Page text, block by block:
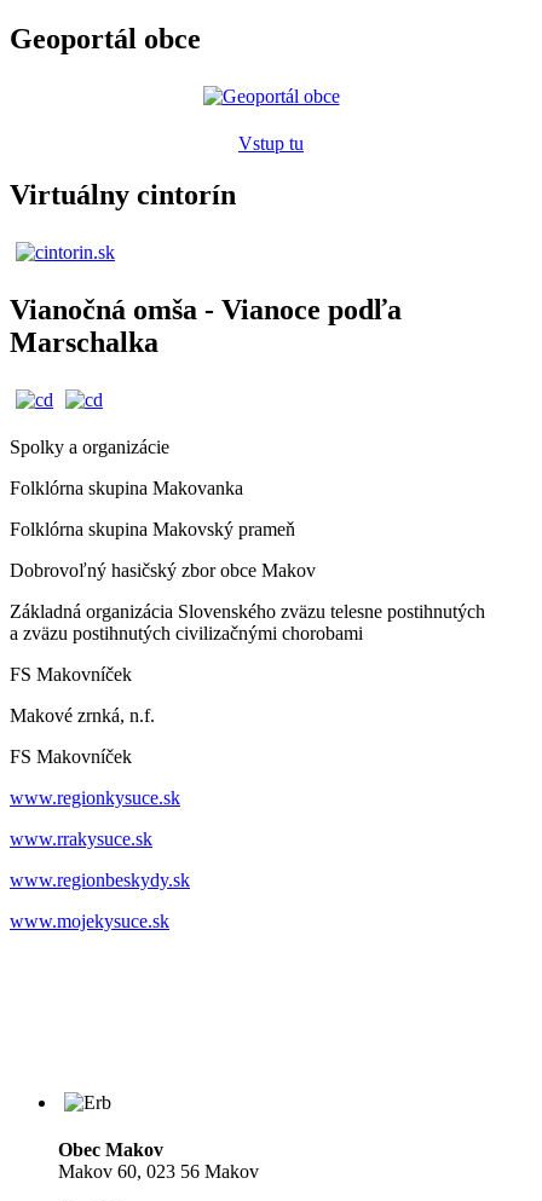
Geoportál obce
Vstup tu
Virtuálny cintorín
Vianočná omša - Vianoce podľa
Marschalka
Spolky a organizácie
Folklórna skupina Makovanka
Folklórna skupina Makovský prameň
Dobrovoľný hasičský zbor obce Makov
Základná organizácia Slovenského zväzu telesne postihnutých
a zväzu postihnutých civilizačnými chorobami
FS Makovníček
Makové zrnká, n.f.
FS Makovníček
www.regionkysuce.sk
www.rrakysuce.sk
www.regionbeskydy.sk
www.mojekysuce.sk
Obec Makov
Makov 60, 023 56 Makov